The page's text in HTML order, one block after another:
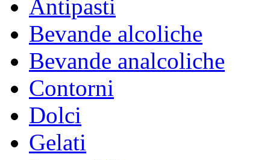
Antipasti
Bevande alcoliche
Bevande analcoliche
Contorni
Dolci
Gelati